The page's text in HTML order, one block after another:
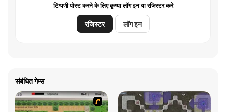
टिप्पणी पोस्ट करने के लिए कृप्या लॉग इन या रजिस्टर करें
रजिस्टर लॉग इन
संबंधित गेम्स